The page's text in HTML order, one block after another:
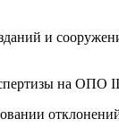
и
на ОПО